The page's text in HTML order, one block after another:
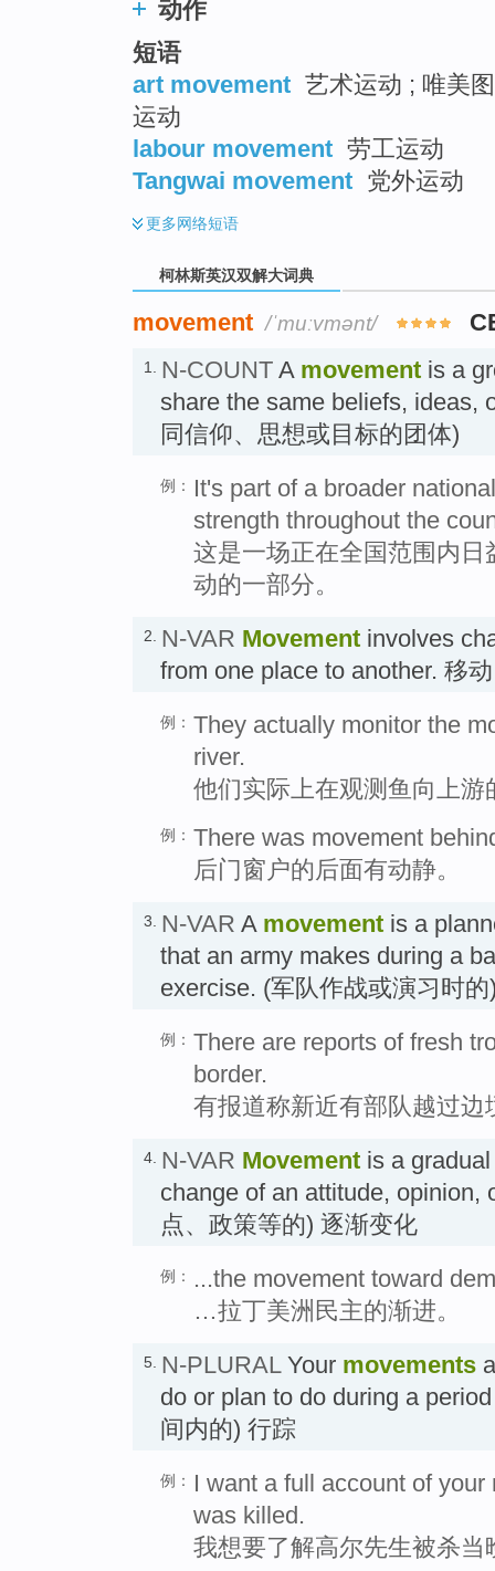
动作
短语
art movement 艺术运动 ; 唯美
运动
labour movement 劳工运动
Tangwai movement 党外运动
更多网络短语
柯林斯英汉双解大词典
movement /ˈmuːvmənt/
1. N-COUNT A movement is a
share the same beliefs, ideas,
同信仰、思想或目标的团体)
例：
It's part of a broader
strength throughout the
这是一场正在全国范围内
动的一部分。
2. N-VAR Movement involves
from one place to another. 移动
例： They actually monitor the
river.
他们实际上在观测鱼向上游
例： There was movement
后门窗户的后面有动静。
3. N-VAR A movement is a
that an army makes during a
exercise. (军队作战或演习时
例： There are reports of fresh
border.
有报道称新近有部队越过边
4. N-VAR Movement is a
change of an attitude, opinion,
点、政策等的) 逐渐变化
例：
...the movement toward
…拉丁美洲民主的渐进。
5. N-PLURALYour movements
do or plan to do during a
间内的) 行踪
例：
I want a full account of
was killed.
我想要了解高尔先生被杀当